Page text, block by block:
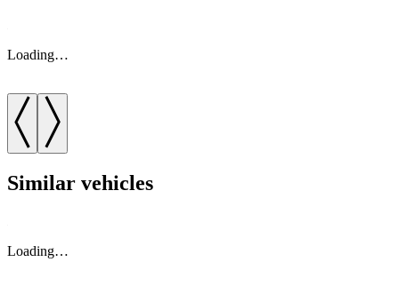
Loading…
Similar vehicles
Loading…